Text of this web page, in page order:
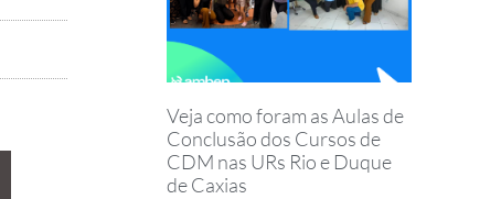
Veja como foram as Aulas de
Conclusão dos Cursos de
CDM nas URs Rio e Duque
de Caxias